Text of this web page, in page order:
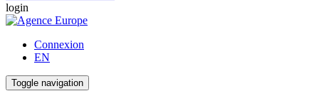
login
Connexion
EN
Toggle navigation